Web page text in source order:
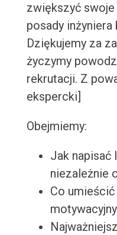
zwiększyć
posady
Dziękujemy za
życzymy
rekrutacji. Z
ekspercki]
Obejmiemy:
Jak napisać
niezależnie
Co